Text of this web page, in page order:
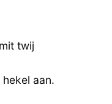
twij
aan.